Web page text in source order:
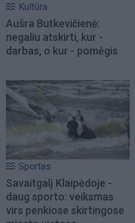
Kultūra
Aušra Butkevičienė:
negaliu atskirti, kur -
darbas, o kur - pomėgis
Sportas
Savaitgalį Klaipėdoje -
daug sporto: veiksmas
virs penkiose skirtingose